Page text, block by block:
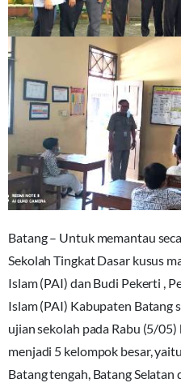
Batang – Untuk memantau
Sekolah Tingkat Dasar kusus
Islam (PAI) dan Budi Pekerti ,
Islam (PAI) Kabupaten
ujian sekolah pada Rabu (5/
menjadi 5 kelompok besar,
Batang tengah, Batang